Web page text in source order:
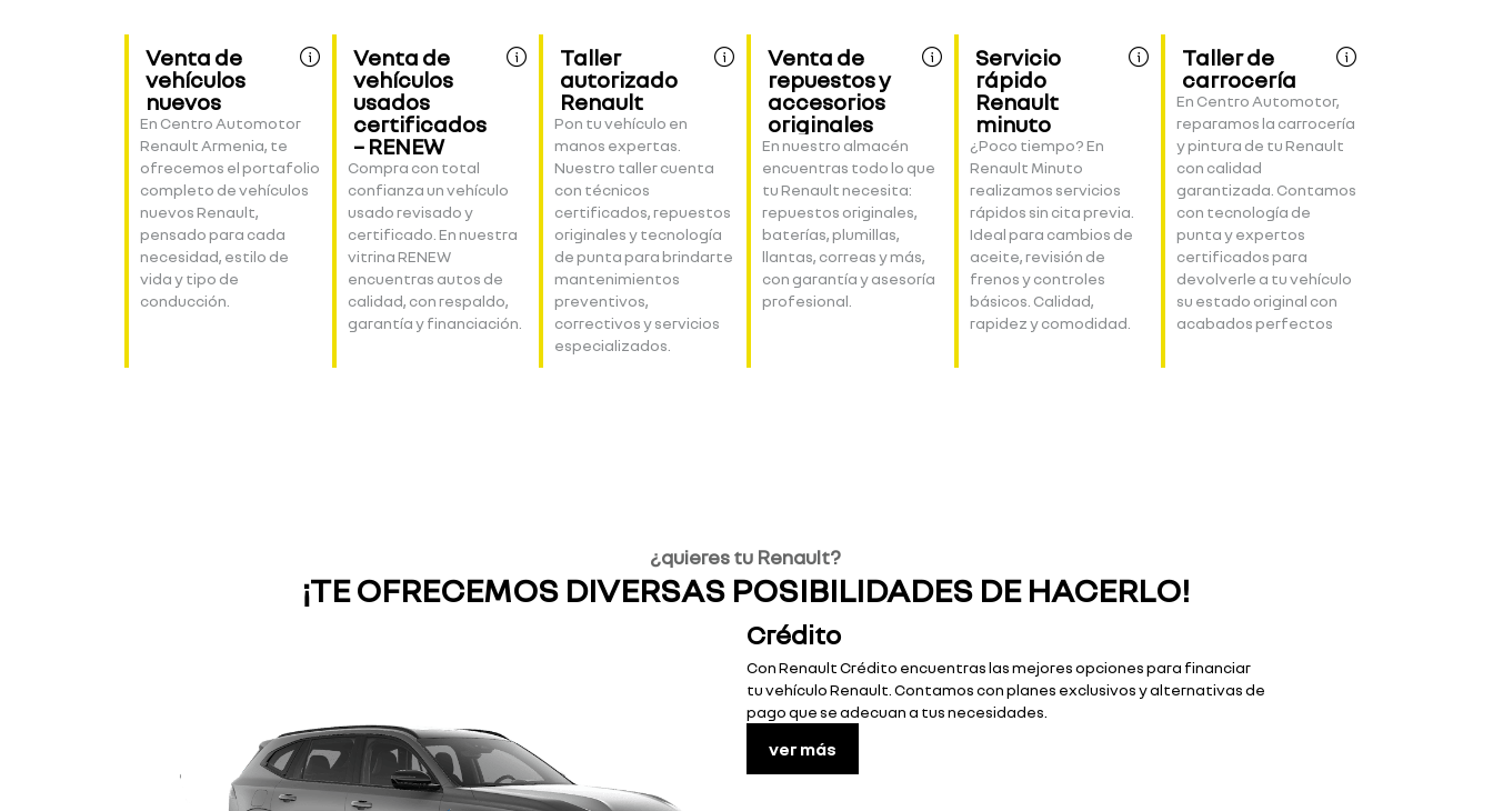
Venta de
vehículos
nuevos
En Centro Automotor
Renault Armenia, te
ofrecemos el portafolio
completo de vehículos
nuevos Renault,
pensado para cada
necesidad, estilo de
vida y tipo de
conducción.
Venta de
vehículos
usados
certificados
– RENEW
Compra con total
confianza un vehículo
usado revisado y
certificado. En nuestra
vitrina RENEW
encuentras autos de
calidad, con respaldo,
garantía y financiación.
Taller
autorizado
Renault
Pon tu vehículo en
manos expertas.
Nuestro taller cuenta
con técnicos
certificados, repuestos
originales y tecnología
de punta para brindarte
mantenimientos
preventivos,
correctivos y servicios
especializados.
Venta de
repuestos y
accesorios
originales
En nuestro almacén
encuentras todo lo que
tu Renault necesita:
repuestos originales,
baterías, plumillas,
llantas, correas y más,
con garantía y asesoría
profesional.
Servicio
rápido
Renault
minuto
¿Poco tiempo? En
Renault Minuto
realizamos servicios
rápidos sin cita previa.
Ideal para cambios de
aceite, revisión de
frenos y controles
básicos. Calidad,
rapidez y comodidad.
Taller de
carrocería
En Centro Automotor,
reparamos la carrocería
y pintura de tu Renault
con calidad
garantizada. Contamos
con tecnología de
punta y expertos
certificados para
devolverle a tu vehículo
su estado original con
acabados perfectos
¿quieres tu Renault?
¡TE OFRECEMOS DIVERSAS POSIBILIDADES DE HACERLO!
Crédito
Con Renault Crédito encuentras las mejores opciones para financiar
tu vehículo Renault. Contamos con planes exclusivos y alternativas de
pago que se adecuan a tus necesidades.
ver más